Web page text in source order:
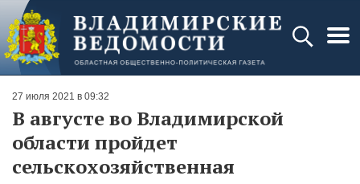
27 июля 2021 в 09:32
В августе во Владимирской
области пройдет
сельскохозяйственная